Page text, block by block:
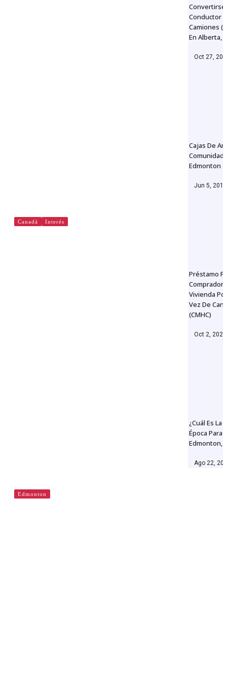
Canadá Interés
Edmonton
Convertirse
Conductor
Camiones
En Alberta,
Oct 27,
Cajas De
Comunidad
Edmonton
Jun 5, 2019
Préstamo
Vivienda
Vez De
(CMHC)
Oct 2, 2023
¿Cuál Es La
Época Para
Edmonton,
Ago 22,